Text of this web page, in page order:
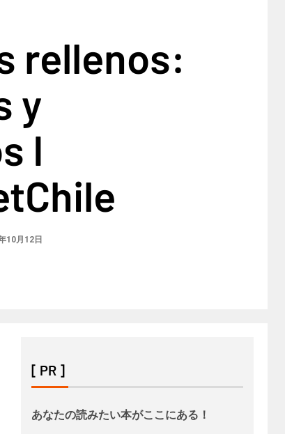
rellenos:
y
I
10月12日
[ PR ]
あなたの読みたい本がここにある！